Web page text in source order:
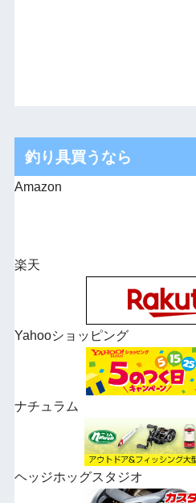
釣り具買うなら
Amazon
楽天
Yahooショッピング
ナチュラム
ヘッジホッグスタジオ